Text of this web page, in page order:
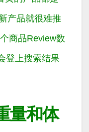
产品就很难推
商品Review数
登上搜索结果
量和体